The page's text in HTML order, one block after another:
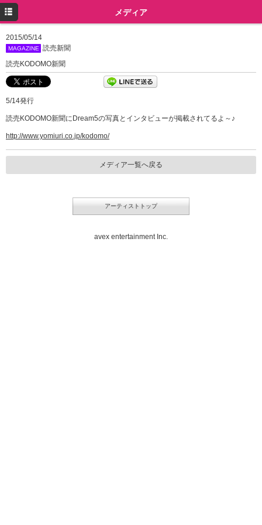
メディア
2015/05/14
MAGAZINE
読売新聞
読売KODOMO新聞
5/14発行
読売KODOMO新聞にDream5の写真とインタビューが掲載されてるよ～♪
http://www.yomiuri.co.jp/kodomo/
メディア一覧へ戻る
アーティストトップ
avex entertainment Inc.
プロフィール
メディア
イベント
ミュージック
グッズ